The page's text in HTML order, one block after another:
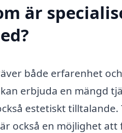
är
både erfarenhet
erbjuda en mängd
estetiskt tilltalande.
också en möjlighet